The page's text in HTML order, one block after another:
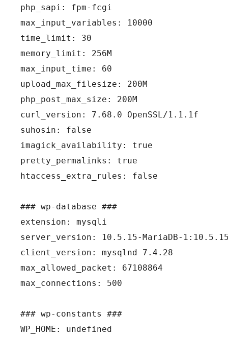
php_sapi: fpm-fcgi
max_input_variables: 10000
time_limit: 30
memory_limit: 256M
max_input_time: 60
upload_max_filesize: 200M
php_post_max_size: 200M
curl_version: 7.68.0 OpenSSL/1.1.1f
suhosin: false
imagick_availability: true
pretty_permalinks: true
htaccess_extra_rules: false
### wp-database ###
extension: mysqli
server_version: 10.5.15-MariaDB-
client_version: mysqlnd 7.4.28
max_allowed_packet: 67108864
max_connections: 500
### wp-constants ###
WP_HOME: undefined